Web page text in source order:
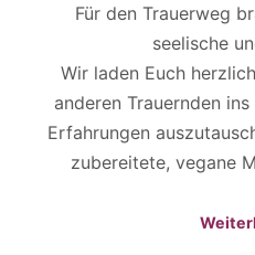
Für den Trauerweg
seelische
Wir laden Euch
anderen Trauernden
Erfahrungen
zubereitete, vegane